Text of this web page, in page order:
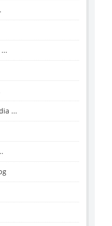
...